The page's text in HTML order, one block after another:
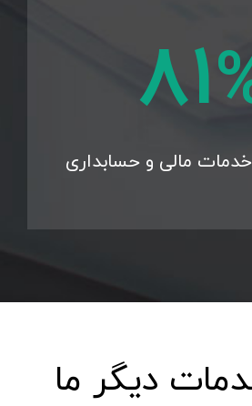
95
مالی و حسابداری
دیگر ما